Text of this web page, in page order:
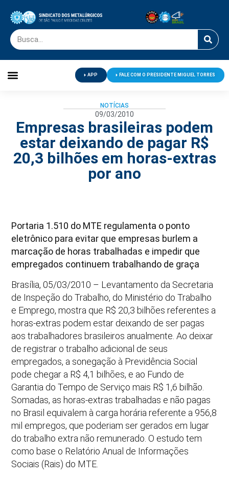
APP FALE COM O PRESIDENTE MIGUEL TORRES
NOTÍCIAS
09/03/2010
Empresas brasileiras podem
estar deixando de pagar R$
20,3 bilhões em horas-extras
por ano
Portaria 1.510 do MTE regulamenta o ponto
eletrônico para evitar que empresas burlem a
marcação de horas trabalhadas e impedir que
empregados continuem trabalhando de graça
Brasília, 05/03/2010 – Levantamento da Secretaria
de Inspeção do Trabalho, do Ministério do Trabalho
e Emprego, mostra que R$ 20,3 bilhões referentes a
horas-extras podem estar deixando de ser pagas
aos trabalhadores brasileiros anualmente. Ao deixar
de registrar o trabalho adicional de seus
empregados, a sonegação à Previdência Social
pode chegar a R$ 4,1 bilhões, e ao Fundo de
Garantia do Tempo de Serviço mais R$ 1,6 bilhão.
Somadas, as horas-extras trabalhadas e não pagas
no Brasil equivalem à carga horária referente a 956,8
mil empregos, que poderiam ser gerados em lugar
do trabalho extra não remunerado. O estudo tem
como base o Relatório Anual de Informações
Sociais (Rais) do MTE.